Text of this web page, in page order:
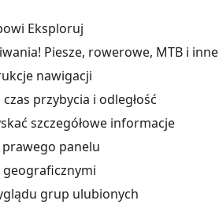
Eksploruj
Piesze, rowerowe, MTB i inne
nawigacji
przybycia i odległość
szczegółowe informacje
panelu
geograficznymi
grup ulubionych